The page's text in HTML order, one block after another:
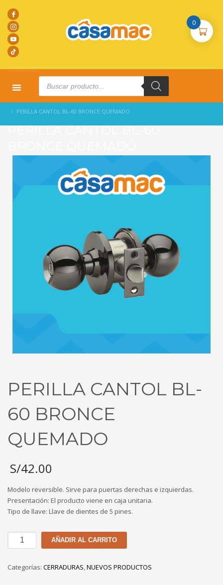
Products
search
PERILLA CANTOL BL-60 BRONCE QUEMADO
PERILLA CANTOL BL-60
PERILLA CANTOL BL-
60 BRONCE
QUEMADO
S/42.00
Modelo reversible. Sirve para puertas derechas e izquierdas.
Presentación: El producto viene en caja unitaria.
Tipo de llave: Llave de dientes de 5 pines.
PERILLA
CANTOL
60
AÑADIR AL CARRITO
Categorías: CERRADURAS,NUEVOS PRODUCTOS
0